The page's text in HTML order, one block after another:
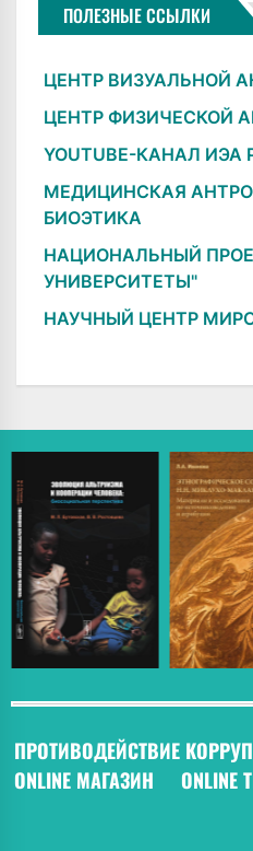
ПОЛЕЗНЫЕ ССЫЛКИ
ЦЕНТР ВИЗУАЛЬНОЙ
ЦЕНТР ФИЗИЧЕСКОЙ
YOUTUBE-КАНАЛ ИЭА
МЕДИЦИНСКАЯ
БИОЭТИКА
НАЦИОНАЛЬНЫЙ
УНИВЕРСИТЕТЫ"
НАУЧНЫЙ ЦЕНТР
ПРОТИВОДЕЙСТВИЕ
ONLINE МАГАЗИН
ONLINE